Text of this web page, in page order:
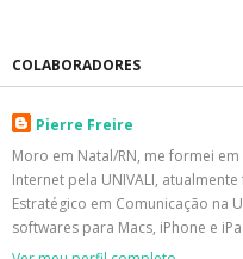
COLABORADORES
Pierre Freire
Moro em Natal/RN, me formei
Internet pela UNIVALI,
Estratégico em Comunicação na
softwares para Macs, iPhone e